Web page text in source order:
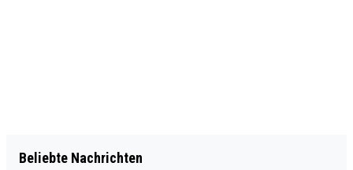
Beliebte Nachrichten